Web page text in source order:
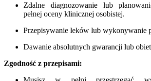
Zdalne diagnozowanie lub
pełnej oceny klinicznej osobistej.
Przepisywanie leków lub wykonywanie
Dawanie absolutnych gwarancji lub
Zgodność z przepisami: